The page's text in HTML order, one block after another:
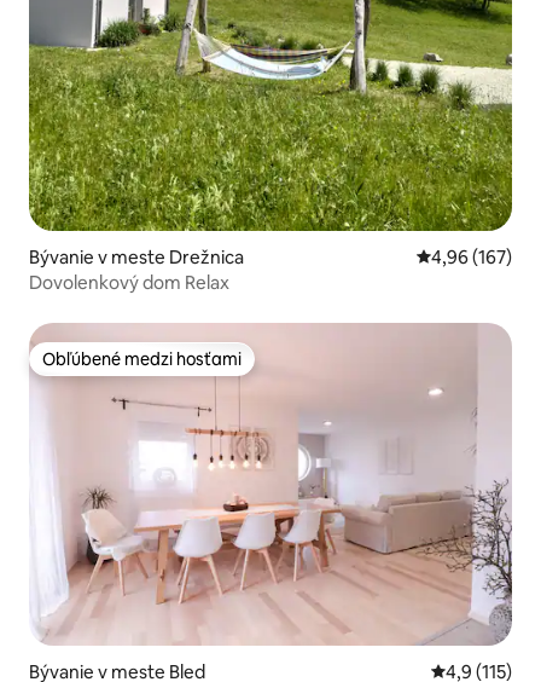
Bývanie v meste Drežnica Priemerné
4,96 (167)
Dovolenkový dom Relax
Obľúbené medzi hosťami
Obľúbené medzi hosťami
Bývanie v meste Bled Priemerné
4,9 (115)